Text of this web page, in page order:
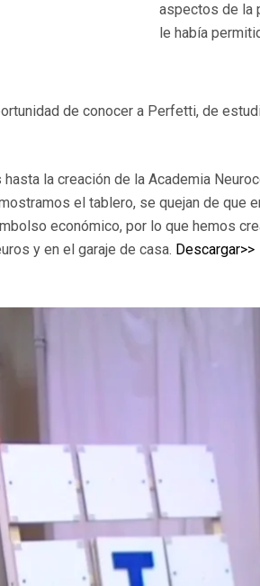
aspectos de la
le había
de conocer a Perfetti, de
la creación de la Academia
el tablero, se quejan de que
económico, por lo que hemos
y en el garaje de casa. Descargar>>